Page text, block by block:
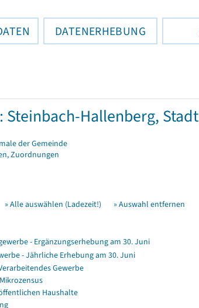
DATENERHEBUNG
Steinbach-Hallenberg, Stadt
der Gemeinde
Zuordnungen
» Alle auswählen (Ladezeit!) » Auswahl entfernen
- Ergänzungserhebung am 30. Juni
- Jährliche Erhebung am 30. Juni
Gewerbe
Haushalte